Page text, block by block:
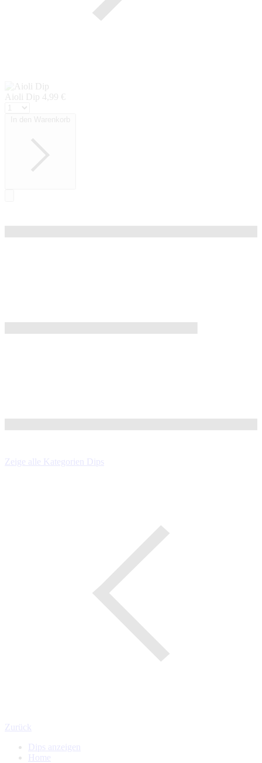
Aioli Dip 4,99 €
Zeige alle Kategorien Dips
Zurück
Dips anzeigen
Home